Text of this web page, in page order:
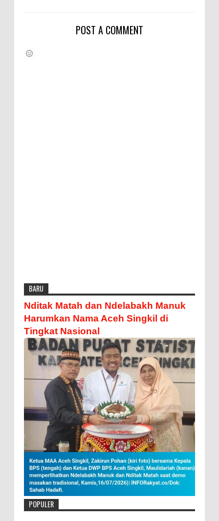
POST A COMMENT
BARU
Nditak Matah dan Ndelabakh Manuk
Harumkan Nama Aceh Singkil di
Tingkat Nasional
POPULER